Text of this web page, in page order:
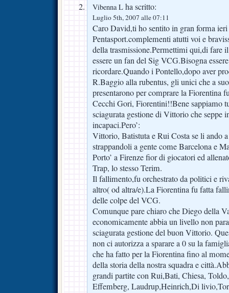
Vibenna L ha scritto:
Luglio 5th, 2007 alle 07:11
Caro David,ti ho sentito in gran forma
Pentasport.complementi atutti voi e
della trasmissione.Permettimi qui,di fare
essere un fan del Sig VCG.Bisogna
ricordare.Quando i Pontello,dopo aver
R.Baggio alla rubentus, gli unici che a
presentarono per comprare la Fiorentina
Cecchi Gori, Fiorentini!!Bene sappiamo
sciagurata gestione di Vittorio che seppe
incapaci.Pero’:
Vittorio, Batistuta e Rui Costa se li ando
strappandoli a gente come Barcelona e
Porto’ a Firenze fior di giocatori ed
Trap, lo stesso Terim.
Il fallimento,fu orchestrato da politici e
altro( od altra/e).La Fiorentina fu fatta
delle colpe del VCG.
Comunque pare chiaro che Diego della
economicamente abbia un livello non
sciagurata gestione del buon Vittorio.
non ci autorizza a sparare a 0 su la
che ha fatto per la Fiorentina fino al
della storia della nostra squadra e
grandi partite con Rui,Bati, Chiesa,
Effemberg, Laudrup,Heinrich,Di